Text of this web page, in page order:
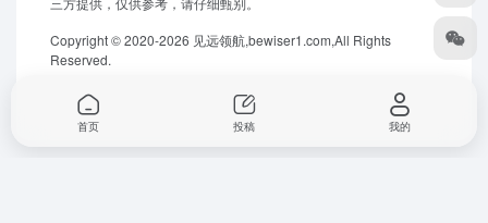
Copyright © 2020-2026 见远领航,bewiser1.com,All Rights
Reserved.
首页 投稿 我的